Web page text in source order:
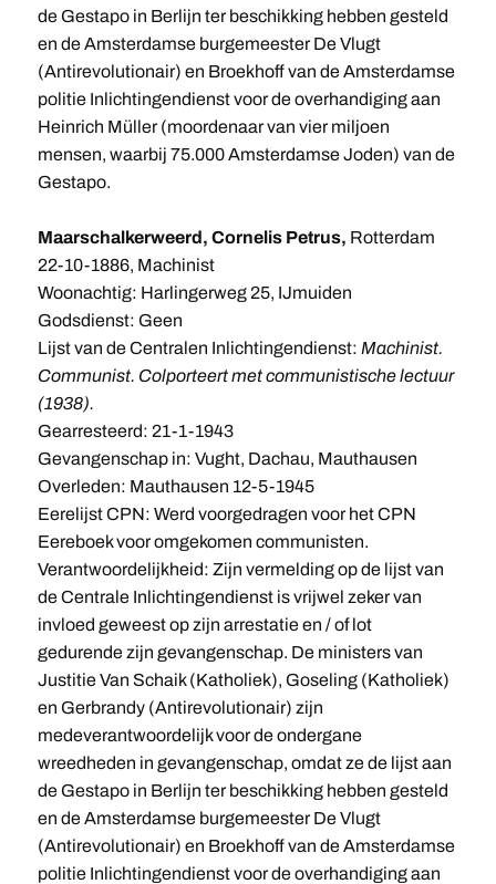
de Gestapo in Berlijn ter beschikking hebben gesteld
en de Amsterdamse burgemeester De Vlugt
(Antirevolutionair) en Broekhoff van de Amsterdamse
politie Inlichtingendienst voor de overhandiging aan
Heinrich Müller (moordenaar van vier miljoen
mensen, waarbij 75.000 Amsterdamse Joden) van de
Gestapo.
Maarschalkerweerd, Cornelis Petrus, Rotterdam
22-10-1886, Machinist
Woonachtig: Harlingerweg 25, IJmuiden
Godsdienst: Geen
Lijst van de Centralen Inlichtingendienst: Machinist.
Communist. Colporteert met communistische lectuur
(1938).
Gearresteerd: 21-1-1943
Gevangenschap in: Vught, Dachau, Mauthausen
Overleden: Mauthausen 12-5-1945
Eerelijst CPN: Werd voorgedragen voor het CPN
Eereboek voor omgekomen communisten.
Verantwoordelijkheid: Zijn vermelding op de lijst van
de Centrale Inlichtingendienst is vrijwel zeker van
invloed geweest op zijn arrestatie en / of lot
gedurende zijn gevangenschap. De ministers van
Justitie Van Schaik (Katholiek), Goseling (Katholiek)
en Gerbrandy (Antirevolutionair) zijn
medeverantwoordelijk voor de ondergane
wreedheden in gevangenschap, omdat ze de lijst aan
de Gestapo in Berlijn ter beschikking hebben gesteld
en de Amsterdamse burgemeester De Vlugt
(Antirevolutionair) en Broekhoff van de Amsterdamse
politie Inlichtingendienst voor de overhandiging aan